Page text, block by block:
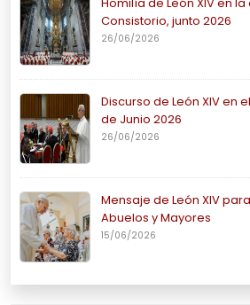
Consistorio, junto 2026
26/06/2026
Discurso de León XIV en
de Junio 2026
26/06/2026
Mensaje de León XIV
Abuelos y Mayores
15/06/2026